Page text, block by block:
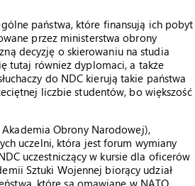
państwa, które finansują ich pobyt
przez ministerstwa obrony
decyzję o skierowaniu na studia
tutaj również dyplomaci, a także
do NDC kierują takie państwa
liczbie studentów, bo większość
Obrony Narodowej),
uczelni, która jest forum wymiany
uczestniczący w kursie dla oficerów
Sztuki Wojennej biorący udział
które są omawiane w NATO